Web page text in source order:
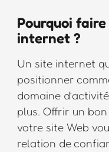
Pourquoi
internet ?
Un site internet
positionner
domaine
plus. Offrir un
votre site Web
relation de